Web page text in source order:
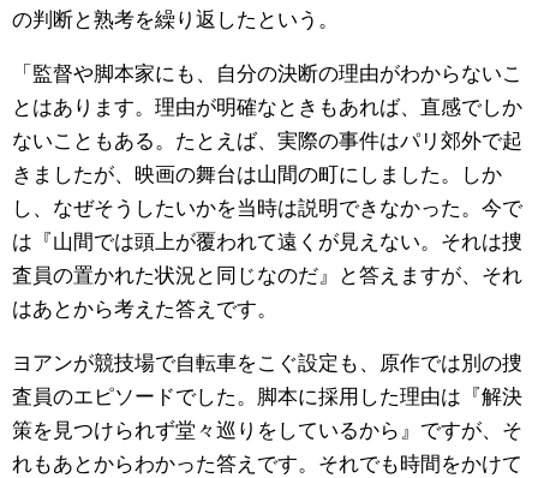
の判断と熟考を繰り返したという。
「監督や脚本家にも、自分の決断の理由がわからないこ
とはあります。理由が明確なときもあれば、直感でしか
ないこともある。たとえば、実際の事件はパリ郊外で起
きましたが、映画の舞台は山間の町にしました。しか
し、なぜそうしたいかを当時は説明できなかった。今で
は『山間では頭上が覆われて遠くが見えない。それは捜
査員の置かれた状況と同じなのだ』と答えますが、それ
はあとから考えた答えです。
ヨアンが競技場で自転車をこぐ設定も、原作では別の捜
査員のエピソードでした。脚本に採用した理由は『解決
策を見つけられず堂々巡りをしているから』ですが、そ
れもあとからわかった答えです。それでも時間をかけて